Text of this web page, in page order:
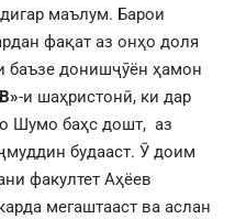
маълум. Барои
фақат аз онҳо доля
баъзе донишҷӯён ҳамон
-и шаҳристонӣ, ки дар
Шумо баҳс дошт, аз
будааст. Ӯ доим
факултет Аҳёев
мегаштааст ва аслан